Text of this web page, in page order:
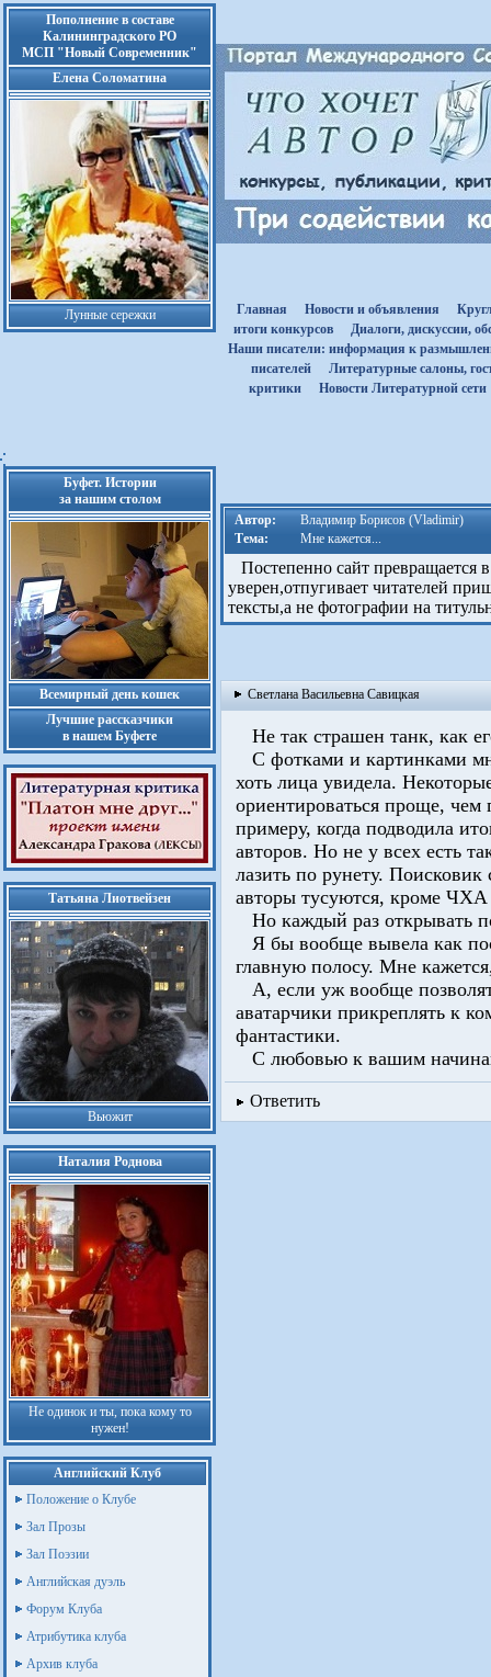
Пополнение в составе
Калининградского РО
МСП "Новый Современник"
Елена Соломатина
Лунные сережки Главная Новости и объявления
итоги конкурсов
Диалоги, дискуссии,
Наши писатели: информация к
писателей
Литературные салоны,
критики
Новости Литературной сети
Буфет. Истории
за нашим столом
Всемирный день кошек
Лучшие рассказчики
в нашем Буфете
Татьяна Лиотвейзен
Вьюжит
Наталия Роднова
Не одинок и ты, пока кому то
нужен!
Английский Клуб
Положение о Клубе
Зал Прозы
Зал Поэзии
Английская дуэль
Форум Клуба
Атрибутика клуба
Архив клуба
Автор:
Владимир Борисов (Vladimir)
Тема:
Мне кажется...
Постепенно сайт превращается
уверен,отпугивает читателей
тексты,а не фотографии на
Светлана Васильевна Савицкая
Не так страшен танк, как
С фотками и картинками
хоть лица увидела.
ориентироваться проще,
примеру, когда подводила
авторов. Но не у всех есть
лазить по рунету.
авторы тусуются, кроме
Но каждый раз открывать
Я бы вообще вывела как
главную полосу. Мне
А, если уж вообще
аватарчики прикреплять к
фантастики.
С любовью к вашим
Ответить